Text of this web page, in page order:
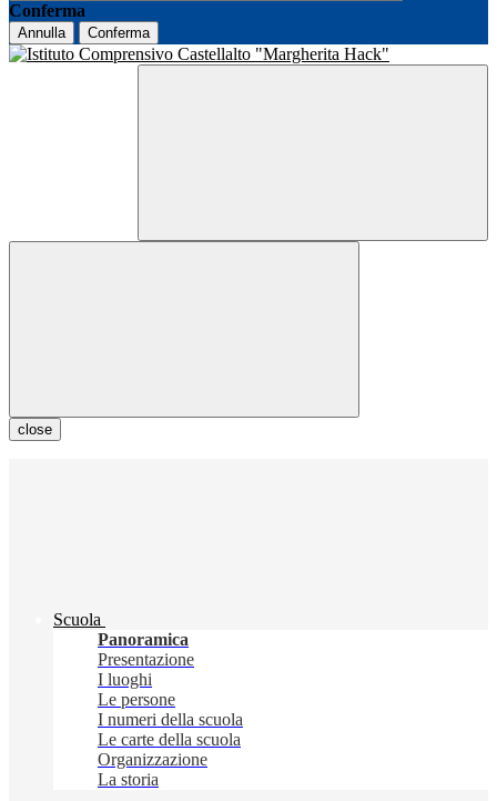
Conferma
Annulla Conferma
close
Scuola
Panoramica
Presentazione
I luoghi
Le persone
I numeri della scuola
Le carte della scuola
Organizzazione
La storia